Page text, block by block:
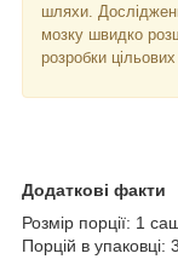
шляхи.
мозку швидко
розробки
Додаткові факти
Розмір порції: 1
Порцій в упаковці: